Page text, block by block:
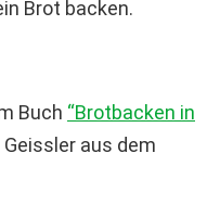
Brot backen.
Buch “Brotbacken in
aus dem